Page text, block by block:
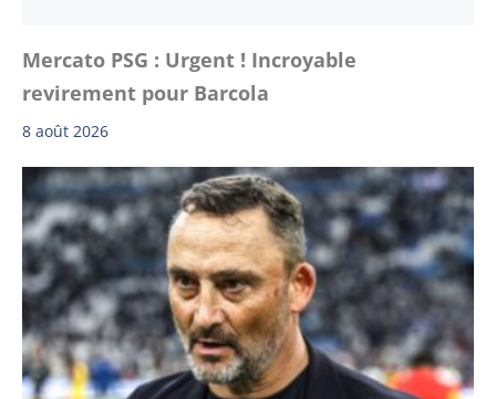
Mercato PSG : Urgent ! Incroyable
revirement pour Barcola
8 août 2026